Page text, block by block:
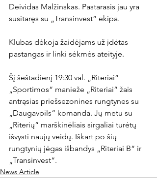
Deividas Malžinskas. Pastarasis jau yra
susitaręs su „Transinvest“ ekipa.
Klubas dėkoja žaidėjams už įdėtas
pastangas ir linki sėkmės ateityje.
Šį šeštadienį 19:30 val. „Riteriai“
„Sportimos“ manieže „Riteriai“ žais
antrąsias priešsezonines rungtynes su
„Daugavpils“ komanda. Jų metu su
„Riterių“ marškinėliais sirgaliai turėtų
išvysti naujų veidų. Iškart po šių
rungtynių jėgas išbandys „Riteriai B“ ir
„Transinvest“.
News Article